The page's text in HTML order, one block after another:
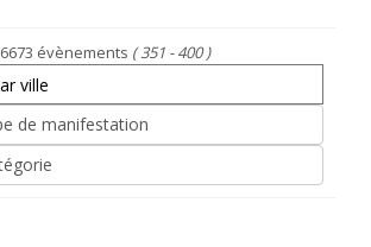
6673 évènements ( 351 - 400 )